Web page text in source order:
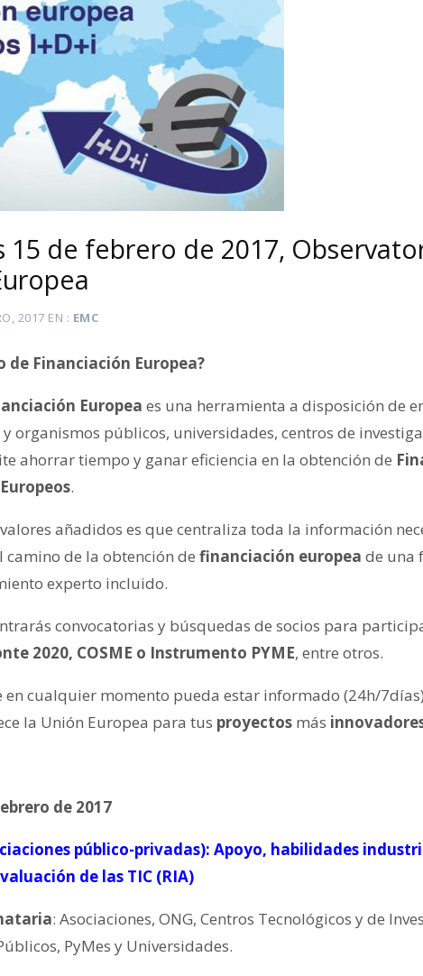
15 de febrero de 2017,
2017 EN EMC
de Financiación Europea?
Europea es una herramienta a disposición de
organismos públicos, universidades, centros de
ahorrar tiempo y ganar eficiencia en la obtención de
.
añadidos es que centraliza toda la información
camino de la obtención de financiación europea de una
experto incluido.
convocatorias y búsquedas de socios para
2020, COSME o Instrumento PYME, entre otros.
en cualquier momento pueda estar informado (24h/
la Unión Europea para tus proyectos más
de 2017
público-privadas): Apoyo, habilidades
de las TIC (RIA)
: Asociaciones, ONG, Centros Tecnológicos y de
PyMes y Universidades.